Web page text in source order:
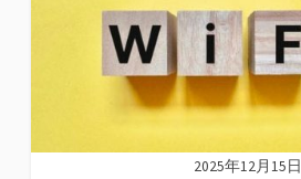
2025年12月15日